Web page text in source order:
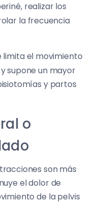
realizar los
la frecuencia
limita el movimiento
supone un mayor
y partos
o
son más
el dolor de
de la pelvis